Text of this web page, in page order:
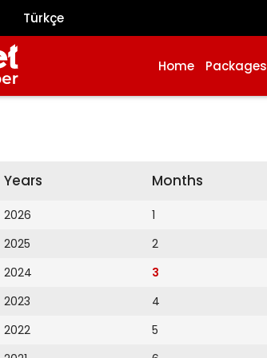
Türkçe
Home Packages
Years
2026
2025
2024
2023
2022
Months
1
2
3
4
5